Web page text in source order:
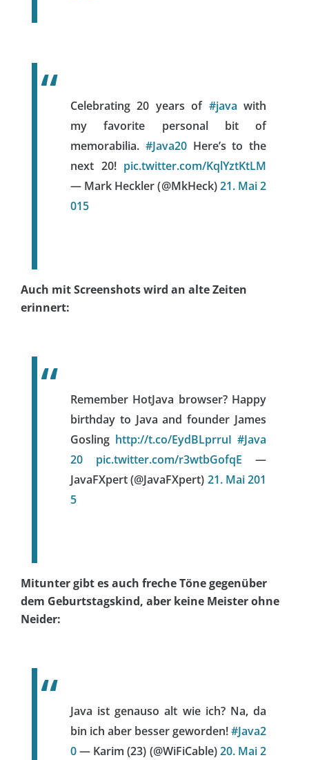
Celebrating 20 years of #java with
my favorite personal bit of
memorabilia. #Java20Here’s to the
next 20! pic.twitter.com/KqlYztKtLM
— Mark Heckler (@MkHeck)21. Mai 2
015
Auch mit Screenshots wird an alte Zeiten
erinnert:
Remember HotJava browser? Happy
birthday to Java and founder James
Gosling http://t.co/EydBLprruI #Java
20
pic.twitter.com/r3wtbGofqE —
JavaFXpert (@JavaFXpert) 21. Mai 201
5
Mitunter gibt es auch freche Töne gegenüber
dem Geburtstagskind, aber keine Meister ohne
Neider:
Java ist genauso alt wie ich? Na, da
bin ich aber besser geworden!#Java2
0— Karim (23) (@WiFiCable)20. Mai 2